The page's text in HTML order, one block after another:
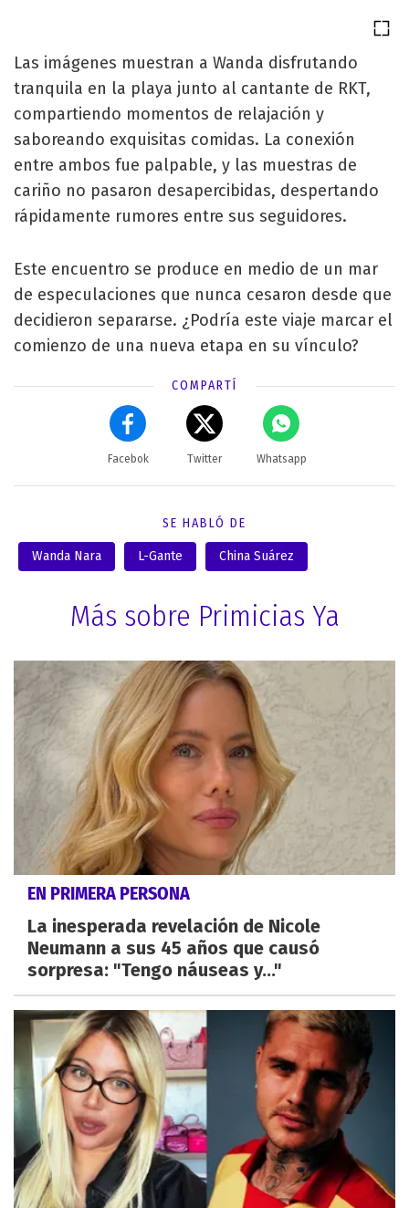
Las imágenes muestran a Wanda disfrutando
tranquila en la playa junto al cantante de RKT,
compartiendo momentos de relajación y
saboreando exquisitas comidas. La conexión
entre ambos fue palpable, y las muestras de
cariño no pasaron desapercibidas, despertando
rápidamente rumores entre sus seguidores.
Este encuentro se produce en medio de un mar
de especulaciones que nunca cesaron desde que
decidieron separarse. ¿Podría este viaje marcar el
comienzo de una nueva etapa en su vínculo?
COMPARTÍ
Facebok Twitter Whatsapp
SE HABLÓ DE
Wanda Nara L-Gante China Suárez
Más sobre Primicias Ya
EN PRIMERA PERSONA
La inesperada revelación de Nicole
Neumann a sus 45 años que causó
sorpresa: "Tengo náuseas y..."